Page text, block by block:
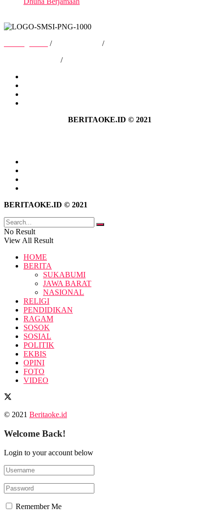
/
/
/
BERITAOKE.ID © 2021
BERITAOKE.ID © 2021
No Result
View All Result
HOME
BERITA
SUKABUMI
JAWA BARAT
NASIONAL
RELIGI
PENDIDIKAN
RAGAM
SOSOK
SOSIAL
POLITIK
EKBIS
OPINI
FOTO
VIDEO
© 2021 Beritaoke.id
Welcome Back!
Login to your account below
Remember Me